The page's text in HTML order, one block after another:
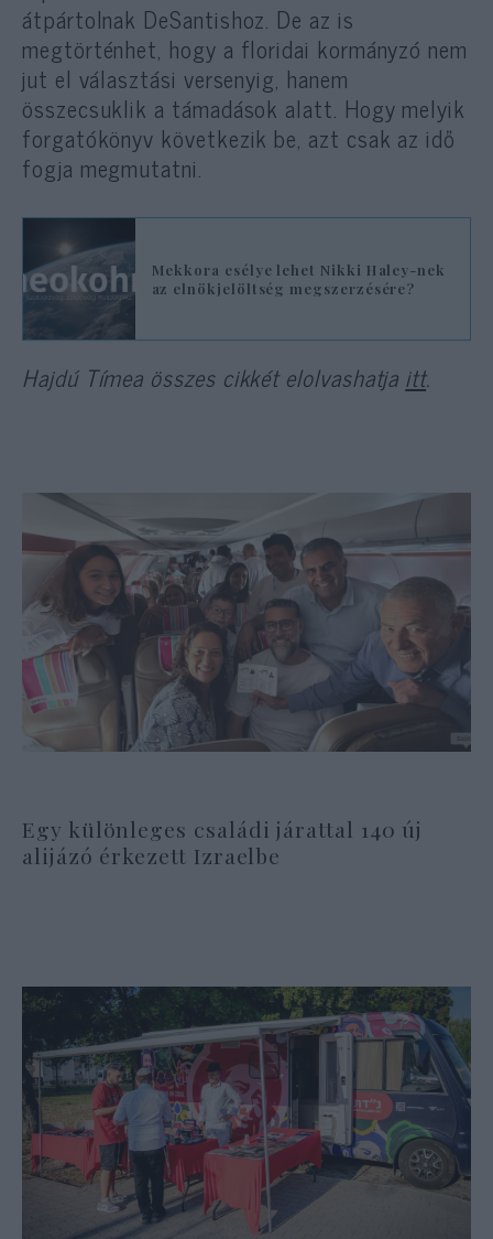
átpártolnak DeSantishoz. De az is
megtörténhet, hogy a floridai kormányzó nem
jut el választási versenyig, hanem
összecsuklik a támadások alatt. Hogy melyik
forgatókönyv következik be, azt csak az idő
fogja megmutatni.
Mekkora esélye lehet Nikki Haley-nek
az elnökjelöltség megszerzésére?
Hajdú Tímea összes cikkét elolvashatja itt.
Egy különleges családi járattal 140 új
alijázó érkezett Izraelbe